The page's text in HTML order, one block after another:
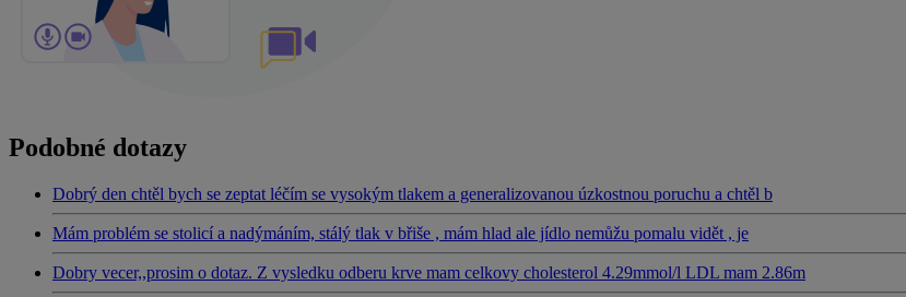
Podobné dotazy
Dobrý den chtěl bych se zeptat léčím se vysokým tlakem a generalizovanou úzkostnou poruchu a chtěl b
Mám problém se stolicí a nadýmáním, stálý tlak v břiše , mám hlad ale jídlo nemůžu pomalu vidět , je
Dobry vecer,,prosim o dotaz. Z vysledku odberu krve mam celkovy cholesterol 4.29mmol/l LDL mam 2.86m